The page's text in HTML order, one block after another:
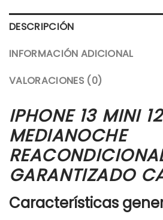
DESCRIPCIÓN
INFORMACIÓN ADICIONAL
VALORACIONES (0)
IPHONE 13 MINI
MEDIANOCHE
GARANTIZADO
Características